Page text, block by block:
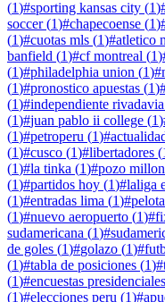
(1)#sporting kansas city (1)
soccer(1)#chapecoense (1)
(1)#cuotas mls (1)#atletico
banfield (1)#cf montreal (1)
(1)#philadelphia union (1)#
(1)#pronostico apuestas (1)
(1)#independiente rivadavia
(1)#juan pablo ii college (1)
(1)#petroperu (1)#
(1)#cusco (1)#libertadores (
(1)#la tinka (1)#pozo
(1)#partidos hoy (1)#laliga
(1)#entradas lima (1)#
(1)#nuevo aeropuerto (1)#
sudamericana (1)#
de goles (1)#golazo (1)#
(1)#tabla de posiciones (1)#
(1)#encuestas
(1)#elecciones peru (1)#